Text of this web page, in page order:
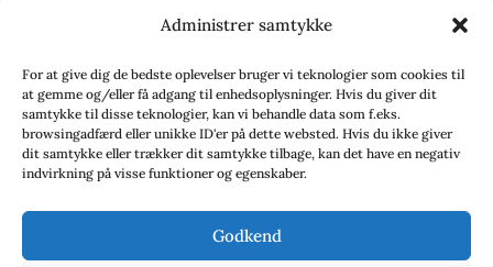
Administrer samtykke
For at give dig de bedste oplevelser bruger vi teknologier som cookies til
at gemme og/eller få adgang til enhedsoplysninger. Hvis du giver dit
samtykke til disse teknologier, kan vi behandle data som f.eks.
browsingadfærd eller unikke ID'er på dette websted. Hvis du ikke giver
dit samtykke eller trækker dit samtykke tilbage, kan det have en negativ
indvirkning på visse funktioner og egenskaber.
Godkend
Storbritannien: Translators
Association (TA)
Sverige: Översättarsektionen (Ö.)
Sverige: Översättarcentrum (ÖC)
deutschsprachiger Übersetzer (VdÜ)